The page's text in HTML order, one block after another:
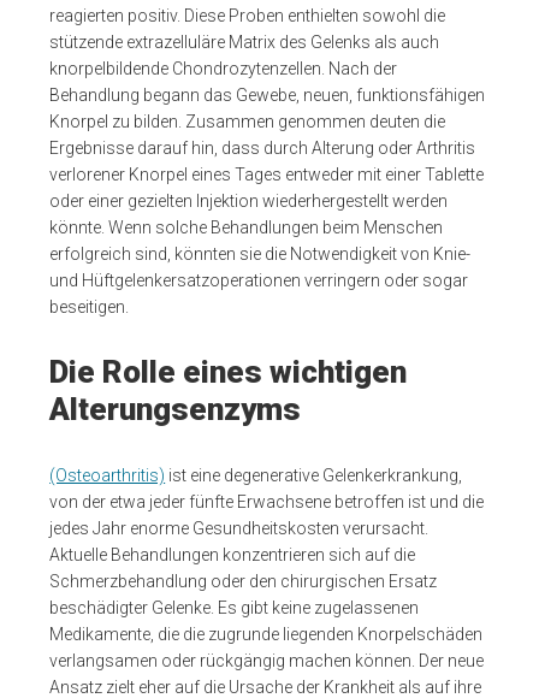
reagierten positiv. Diese Proben enthielten sowohl die
stützende extrazelluläre Matrix des Gelenks als auch
knorpelbildende Chondrozytenzellen. Nach der
Behandlung begann das Gewebe, neuen, funktionsfähigen
Knorpel zu bilden. Zusammen genommen deuten die
Ergebnisse darauf hin, dass durch Alterung oder Arthritis
verlorener Knorpel eines Tages entweder mit einer Tablette
oder einer gezielten Injektion wiederhergestellt werden
könnte. Wenn solche Behandlungen beim Menschen
erfolgreich sind, könnten sie die Notwendigkeit von Knie-
und Hüftgelenkersatzoperationen verringern oder sogar
beseitigen.
Die Rolle eines wichtigen
Alterungsenzyms
(Osteoarthritis) ist eine degenerative Gelenkerkrankung,
von der etwa jeder fünfte Erwachsene betroffen ist und die
jedes Jahr enorme Gesundheitskosten verursacht.
Aktuelle Behandlungen konzentrieren sich auf die
Schmerzbehandlung oder den chirurgischen Ersatz
beschädigter Gelenke. Es gibt keine zugelassenen
Medikamente, die die zugrunde liegenden Knorpelschäden
verlangsamen oder rückgängig machen können. Der neue
Ansatz zielt eher auf die Ursache der Krankheit als auf ihre